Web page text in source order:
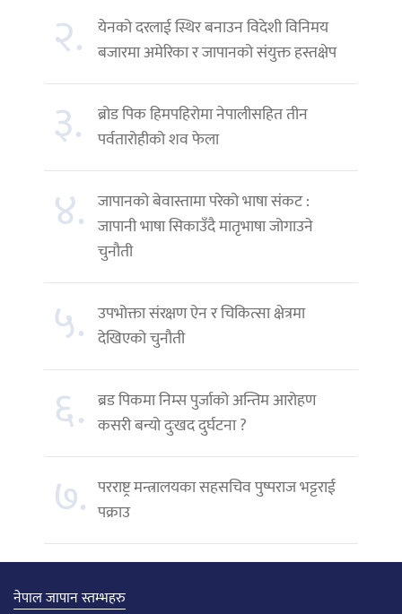
२. येनको दरलाई स्थिर बनाउन विदेशी विनिमय
बजारमा अमेरिका र जापानको संयुक्त हस्तक्षेप
३.
ब्रोड पिक हिमपहिरोमा नेपालीसहित तीन
पर्वतारोहीको शव फेला
४. जापानको बेवास्तामा परेको भाषा संकट :
जापानी भाषा सिकाउँदै मातृभाषा जोगाउने
चुनौती
५. उपभोक्ता संरक्षण ऐन र चिकित्सा क्षेत्रमा
देखिएको चुनौती
६. ब्रड पिकमा निम्स पुर्जाको अन्तिम आरोहण
कसरी बन्यो दुःखद दुर्घटना ?
७. परराष्ट्र मन्त्रालयका सहसचिव पुष्पराज भट्टराई
पक्राउ
नेपाल जापान स्तम्भहरु